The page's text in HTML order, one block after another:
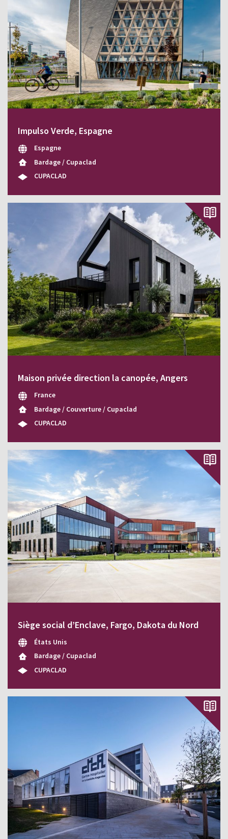
Impulso Verde, Espagne
Espagne
Bardage / Cupaclad
CUPACLAD
Maison privée direction la canopée, Angers
France
Bardage / Couverture / Cupaclad
CUPACLAD
Siège social d’Enclave, Fargo, Dakota du Nord
États Unis
Bardage / Cupaclad
CUPACLAD